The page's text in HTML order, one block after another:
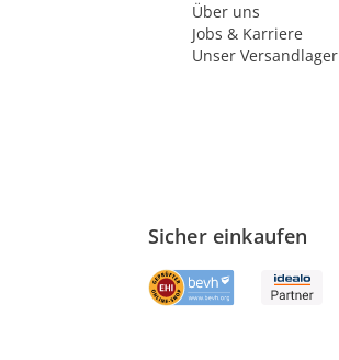
Über uns
Jobs & Karriere
Unser Versandlager
Sicher einkaufen